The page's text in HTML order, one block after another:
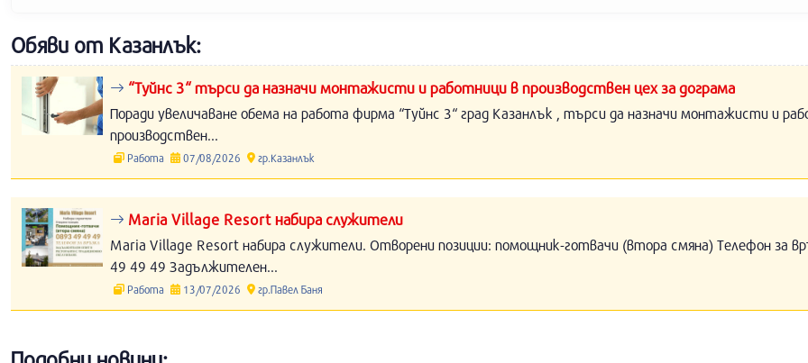
Обяви от Казанлък:
“Туйнс 3“ търси да назначи монтажисти и работници в производствен цех за дограма
Поради увеличаване обема на работа фирма “Туйнс 3“ град Казанлък , търси да назначи монтажисти и
производствен...
Работа 07/08/2026 гр.Казанлък
Maria Village Resort набира служители
Maria Village Resort набира служители. Отворени позиции: помощник-готвачи (втора смяна) Телефон за
49 49 49 Задължителен...
Работа 13/07/2026 гр.Павел Баня